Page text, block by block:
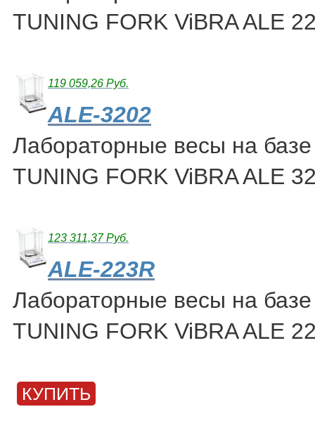
TUNING FORK ViBRA ALE
119 059,26 Руб.
ALE-3202
Лабораторные весы на базе
TUNING FORK ViBRA ALE
123 311,37 Руб.
ALE-223R
Лабораторные весы на базе
TUNING FORK ViBRA ALE
КУПИТЬ